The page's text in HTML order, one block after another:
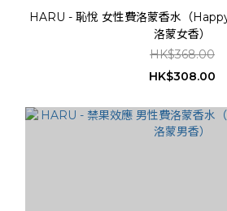
HARU - 恥悅 女性費洛蒙香水（
洛蒙女香）
HK$368.00
HK$308.00